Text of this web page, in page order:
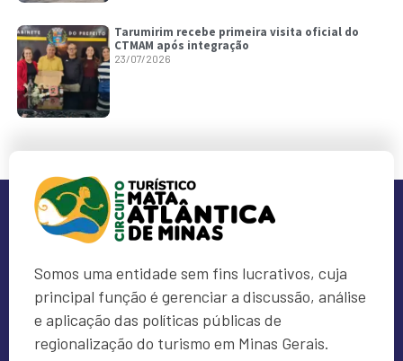
Tarumirim recebe primeira visita oficial do
CTMAM após integração
23/07/2026
Somos uma entidade sem fins lucrativos, cuja
principal função é gerenciar a discussão, análise
e aplicação das políticas públicas de
regionalização do turismo em Minas Gerais.